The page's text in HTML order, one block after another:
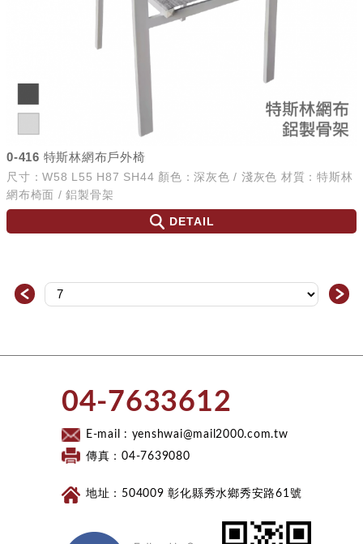
0-416 特斯林網布戶外椅
尺寸：W58 L55 H87 SH44 顏色：深灰色 / 淺灰色 材質：特斯林
網布椅面 / 鋁製骨架
DETAIL
＜ ＞
​04-7633612​
E-mail : yenshwai@mail2000.com.tw
傳真：04-7639080
地址：504009 彰化縣秀水鄉秀安路61號
Facebook 粉絲團